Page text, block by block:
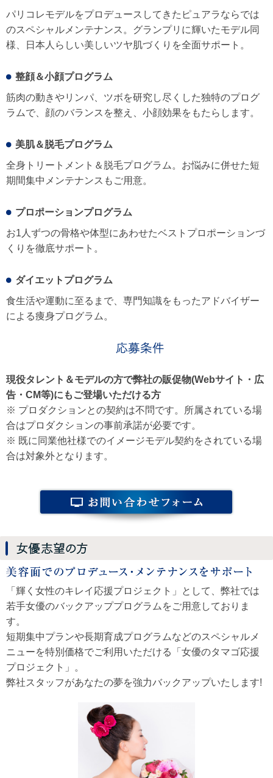
パリコレモデルをプロデュースしてきたピュアラならでは
のスペシャルメンテナンス。グランプリに輝いたモデル同
様、日本人らしい美しいツヤ肌づくりを全面サポート。
整顔＆小顔プログラム
筋肉の動きやリンパ、ツボを研究し尽くした独特のプログ
ラムで、顔のバランスを整え、小顔効果をもたらします。
美肌＆脱毛プログラム
全身トリートメント＆脱毛プログラム。お悩みに併せた短
期間集中メンテナンスもご用意。
プロポーションプログラム
お1人ずつの骨格や体型にあわせたベストプロポーションづ
くりを徹底サポート。
ダイエットプログラム
食生活や運動に至るまで、専門知識をもったアドバイザー
による痩身プログラム。
現役タレント＆モデルの方で弊社の販促物(Webサイト・広
告・CM等)にもご登場いただける方
※ プロダクションとの契約は不問です。所属されている場
合はプロダクションの事前承諾が必要です。
※ 既に同業他社様でのイメージモデル契約をされている場
合は対象外となります。
「輝く女性のキレイ応援プロジェクト」として、弊社では
若手女優のバックアッププログラムをご用意しておりま
す。
短期集中プランや長期育成プログラムなどのスペシャルメ
ニューを特別価格でご利用いただける「女優のタマゴ応援
プロジェクト」。
弊社スタッフがあなたの夢を強力バックアップいたします!